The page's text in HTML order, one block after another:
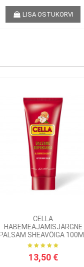
LISA OSTUKORVI
CELLA
HABEMEAJAMISJÄRGNE
PALSAM SHEAVÕIGA 100ML
13,50 €